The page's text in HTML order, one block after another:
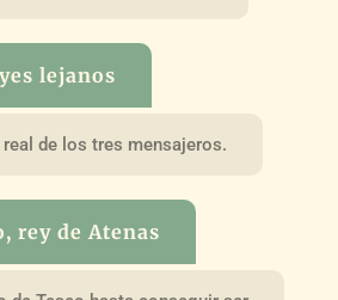
lejanos
real de los tres mensajeros.
rey de Atenas